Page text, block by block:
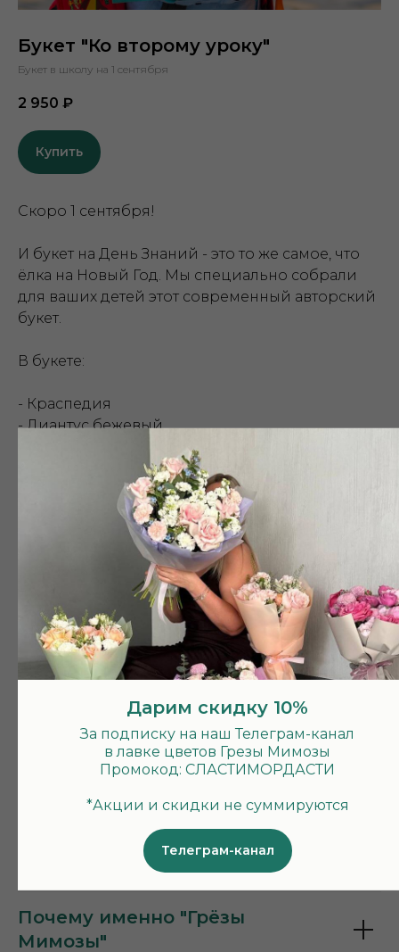
Дарим скидку 10%
За подписку на наш Телеграм-канал
в лавке цветов Грезы Мимозы
Промокод: СЛАСТИМОРДАСТИ
*Акции и скидки не суммируются
Телеграм-канал
Букет "Ко второму уроку"
Букет в школу на 1 сентября
2 950 ₽
Купить
Скоро 1 сентября!
И букет на День Знаний - это то же самое, что
ёлка на Новый Год. Мы специально собрали
для ваших детей этот современный авторский
букет.
В букете:
- Краспедия
- Диантус бежевый
- Роза кустовая Салинеро
- Роза Эспания
В каталоге представлены букеты на все сезоны, но
наличие цветов зависит от сезонности
определенного цветка на момент заказа. Если вы
заказываете букет день в день, то возможна замена
состава
Не знаете, что подарить?
У нас естьподарочные
сертификаты
Почему именно "Грёзы
Мимозы"